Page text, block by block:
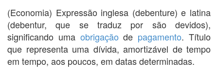
(Economia) Expressão inglesa (debenture) e latina
(debentur, que se traduz por são devidos),
significando uma obrigação de pagamento. Título
que representa uma dívida, amortizável de tempo
em tempo, aos poucos, em datas determinadas.